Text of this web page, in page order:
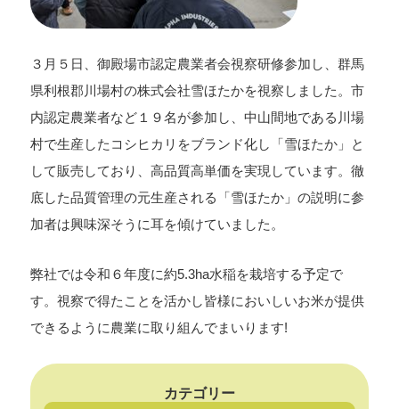
３月５日、御殿場市認定農業者会視察研修参加し、群馬
県利根郡川場村の株式会社雪ほたかを視察しました。市
内認定農業者など１９名が参加し、中山間地である川場
村で生産したコシヒカリをブランド化し「雪ほたか」と
して販売しており、高品質高単価を実現しています。徹
底した品質管理の元生産される「雪ほたか」の説明に参
加者は興味深そうに耳を傾けていました。
弊社では令和６年度に約5.3ha水稲を栽培する予定で
す。視察で得たことを活かし皆様においしいお米が提供
できるように農業に取り組んでまいります!
カテゴリー